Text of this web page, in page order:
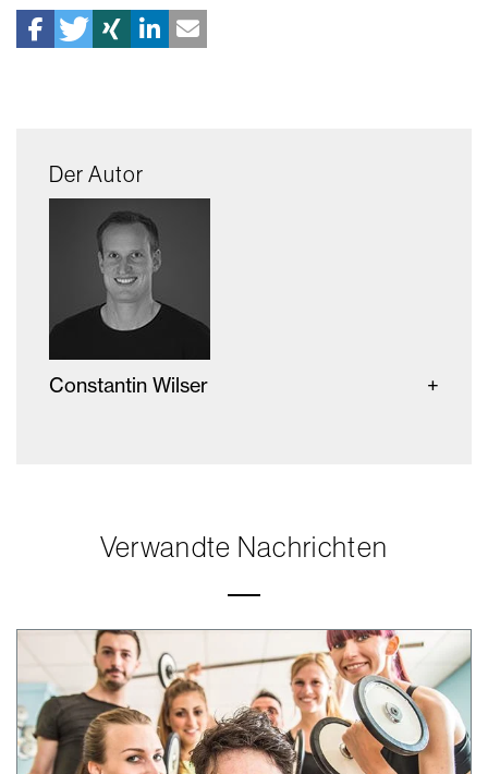
Der Autor
Constantin Wilser
Verwandte Nachrichten